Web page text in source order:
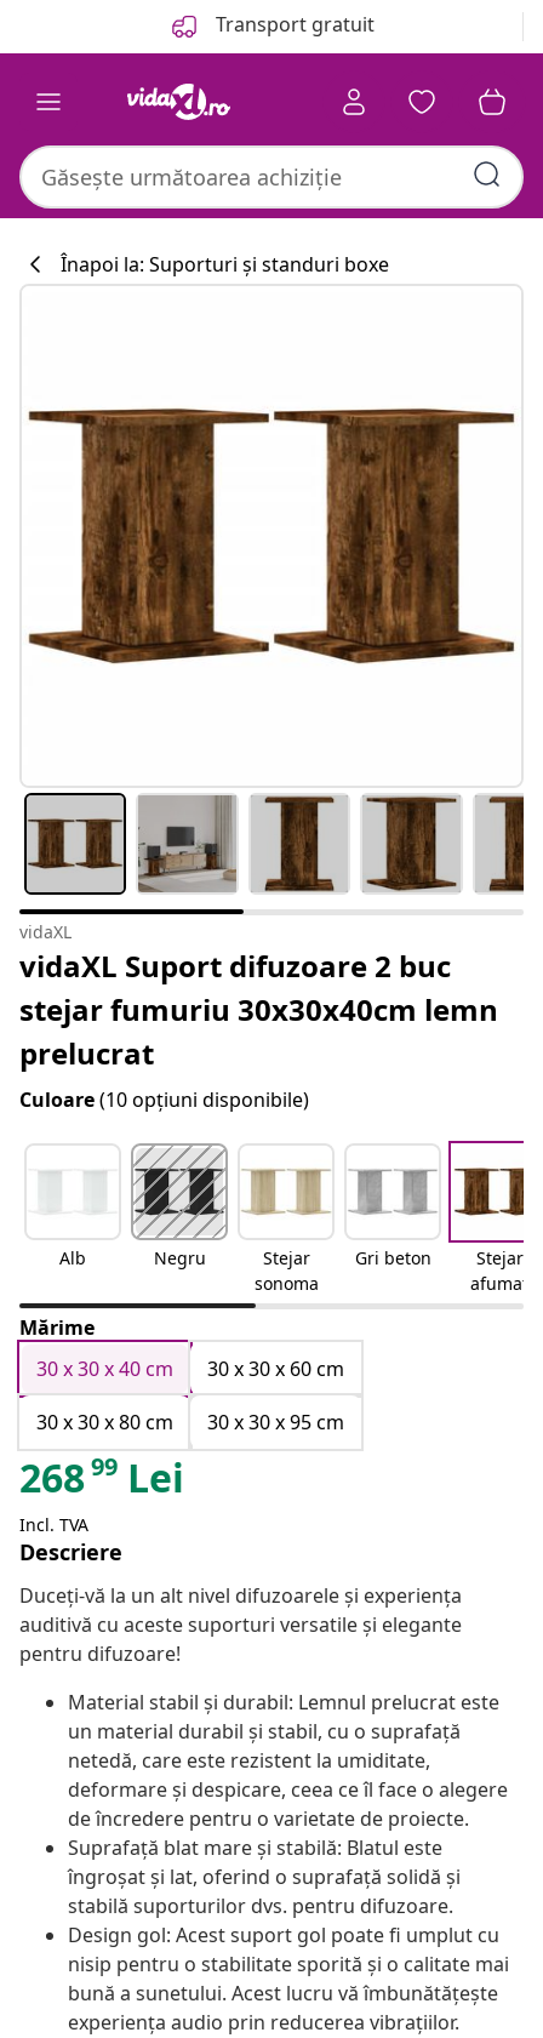
Transport gratuit
Înapoi la: Suporturi și standuri boxe
vidaXL
vidaXL Suport difuzoare 2 buc
stejar fumuriu 30x30x40cm lemn
prelucrat
Culoare(10 opțiuni disponibile)
Alb Negru
Stejar
sonoma
Gri beton
Stejar
afumat
Mărime
30 x 30 x 40 cm
30 x 30 x 60 cm
30 x 30 x 80 cm
30 x 30 x 95 cm
26899 Lei
Incl. TVA
Descriere
Duceți-vă la un alt nivel difuzoarele și experiența
auditivă cu aceste suporturi versatile și elegante
pentru difuzoare!
Material stabil și durabil: Lemnul prelucrat este
un material durabil și stabil, cu o suprafață
netedă, care este rezistent la umiditate,
deformare și despicare, ceea ce îl face o alegere
de încredere pentru o varietate de proiecte.
Suprafață blat mare și stabilă: Blatul este
îngroșat și lat, oferind o suprafață solidă și
stabilă suporturilor dvs. pentru difuzoare.
Design gol: Acest suport gol poate fi umplut cu
nisip pentru o stabilitate sporită și o calitate mai
bună a sunetului. Acest lucru vă îmbunătățește
experiența audio prin reducerea vibrațiilor.